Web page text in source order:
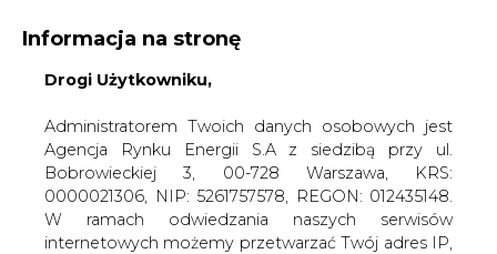
KONTAKT:
WYDAWCA PORTALU:
WYSOKI KONTRAST WIELKOŚĆ TEKSTU A A
ZALOGUJ SIĘ
Informacja na stronę
Drogi Użytkowniku,
Administratorem Twoich danych osobowych jest
Agencja Rynku Energii S.A z siedzibą przy ul.
Bobrowieckiej 3, 00-728 Warszawa, KRS:
0000021306, NIP: 5261757578, REGON: 012435148.
W ramach odwiedzania naszych serwisów
internetowych możemy przetwarzać Twój adres IP,